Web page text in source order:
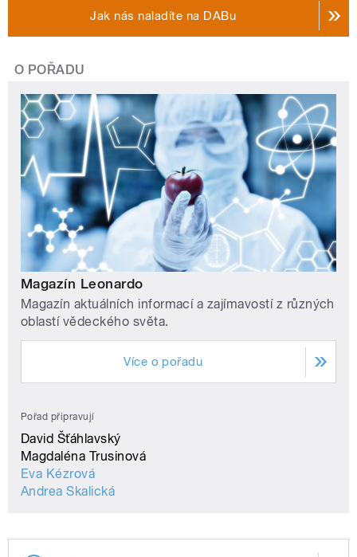
Jak nás naladíte na DABu
O POŘADU
Magazín Leonardo
Magazín aktuálních informací a zajímavostí z různých
oblastí vědeckého světa.
Více o pořadu
Pořad připravují
David Šťáhlavský
Magdaléna Trusinová
Eva Kézrová
Andrea Skalická